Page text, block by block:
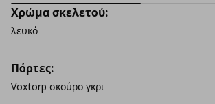
Χρώμα σκελετού:
λευκό
Πόρτες:
Voxtorp σκούρο γκρι